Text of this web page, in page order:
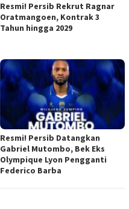
Resmi! Persib Rekrut Ragnar
Oratmangoen, Kontrak 3
Tahun hingga 2029
Resmi! Persib Datangkan
Gabriel Mutombo, Bek Eks
Olympique Lyon Pengganti
Federico Barba